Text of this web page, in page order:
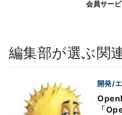
会員サー
編集部が選ぶ関
開発/
「